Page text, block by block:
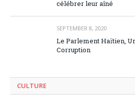
célébrer leur aîné
SEPTEMBER 8, 2020
Le Parlement Haïtien,
Corruption
CULTURE